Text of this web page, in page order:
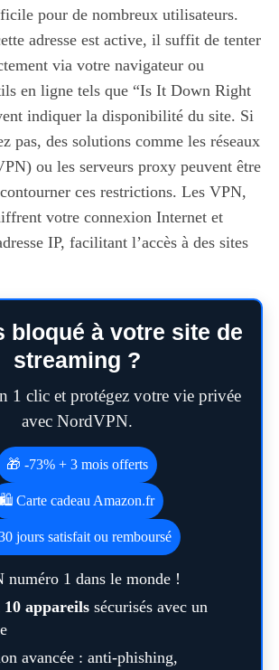
pour de nombreux utilisateurs.
adresse est active, il suffit de tenter
via votre navigateur ou
en ligne tels que “Is It Down Right
indiquer la disponibilité du site. Si
pas, des solutions comme les réseaux
ou les serveurs proxy peuvent être
ces restrictions. Les VPN,
votre connexion Internet et
IP, facilitant l’accès à des sites
bloqué à votre site de
streaming ?
1 clic et protégez votre vie privée
avec NordVPN.
🎁 -73% + 3 mois offerts
🛍️ Carte cadeau Amazon.fr
jours satisfait ou remboursé
numéro 1 dans le monde !
10 appareilssécurisés avec un
avancée : anti-phishing,